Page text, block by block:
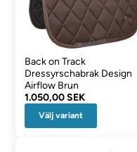
Back on Track
Dressyrschabrak Design
Airflow Brun
1.050,00 SEK
Välj variant